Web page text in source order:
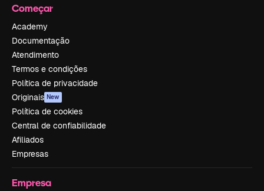
Começar
Academy
Documentação
Atendimento
Termos e condições
Política de privacidade
Originais New
Política de cookies
Central de confiabilidade
Afiliados
Empresas
Empresa